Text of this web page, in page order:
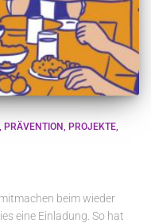
PRÄVENTION PROJEKTE
beim wieder
eine Einladung. So hat